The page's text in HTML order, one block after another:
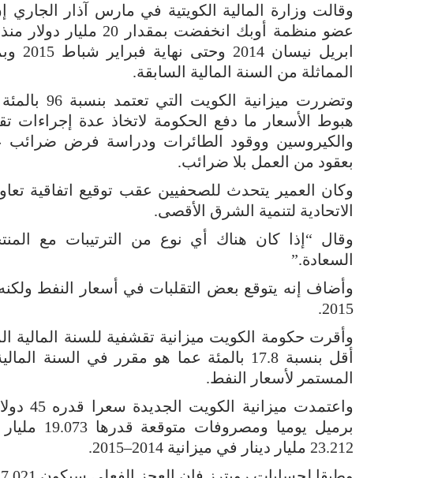
وقالت وزارة المالية الكويتية في مارس آذار الجاري
عضو منظمة أوبك انخفضت
المماثلة من السنة المالية السابقة.
وتضررت
هبوط الأسعار ما دفع الحكومة لاتخاذ عدة
والكيروسين ووقود الطائرات ودراسة فرض ضرائب
بعقود من العمل بلا ضرائب.
وكان العمير يتحدث للصحفيين عقب توقيع اتفاقية
الاتحادية لتنمية الشرق الأقصى.
وقال “إذا كان هناك أي نوع من الترتيبات مع
السعادة.”
وأضاف إنه يتوقع بعض التقلبات في أسعار النفط
2015.
المستمر لأسعار النفط.
23.212 مليار دينار في ميزانية 2014–2015.